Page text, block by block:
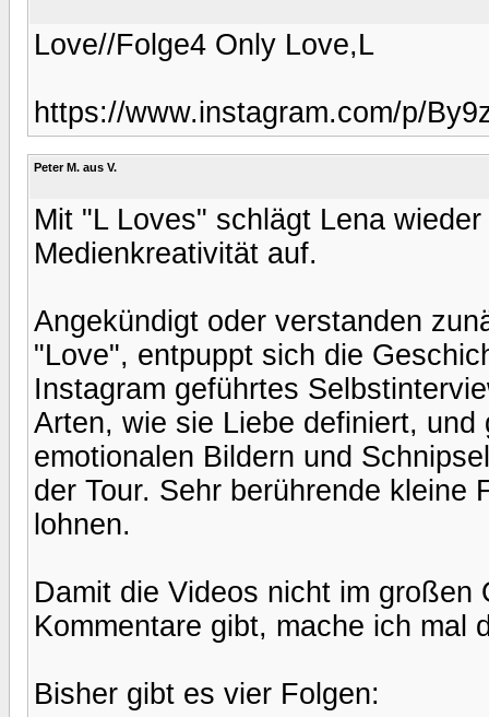
Love//Folge4 Only Love,L
https://www.instagram.com/p/
Peter M. aus V.
Mit "L Loves" schlägt Lena
Medienkreativität auf.
Angekündigt oder verstanden
"Love", entpuppt sich die
Instagram geführtes
Arten, wie sie Liebe definiert,
emotionalen Bildern und
der Tour. Sehr berührende kleine
lohnen.
Damit die Videos nicht im
Kommentare gibt, mache ich mal
Bisher gibt es vier Folgen: